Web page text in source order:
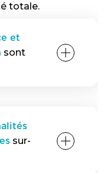
totale.
et
sont
sur-